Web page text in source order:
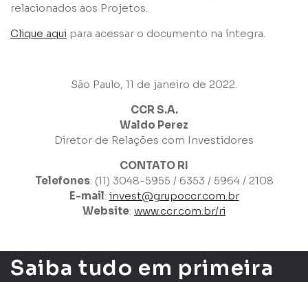
relacionados aos Projetos.
Clique aqui para acessar o documento na íntegra.
São Paulo, 11 de janeiro de 2022.
CCR S.A.
Waldo Perez
Diretor de Relações com Investidores
CONTATO RI
Telefones: (11) 3048-5955 / 6353 / 5964 / 2108
E-mail: invest@grupoccr.com.br
Website: www.ccr.com.br/ri
Saiba tudo em primeira